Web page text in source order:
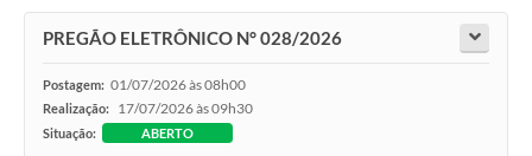
PREGÃO ELETRÔNICO N° 028/2026
Postagem: 01/07/2026 às 08h00
Realização: 17/07/2026 às 09h30
Situação: ABERTO